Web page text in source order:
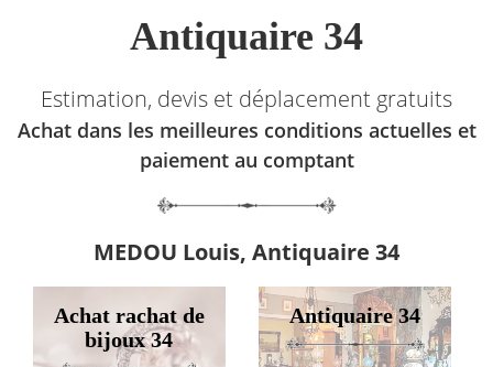
Antiquaire 34
Estimation, devis et déplacement gratuits
Achat dans les meilleures conditions actuelles et
paiement au comptant
MEDOU Louis, Antiquaire 34
Achat rachat de
bijoux 34
Antiquaire 34